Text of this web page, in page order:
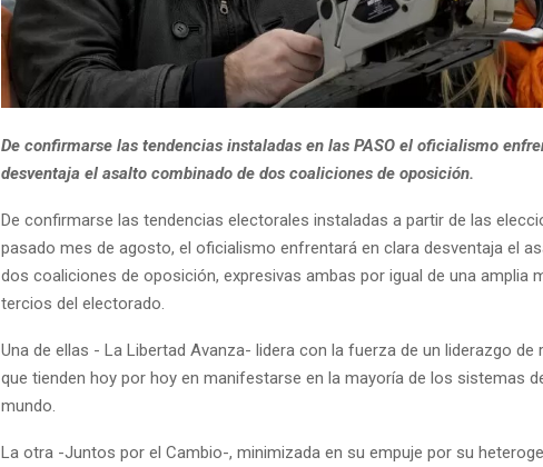
De confirmarse las tendencias instaladas en las PASO el oficialismo
desventaja el asalto combinado de dos coaliciones de oposición.
De confirmarse las tendencias electorales instaladas a partir de las
pasado mes de agosto, el oficialismo enfrentará en clara desventaja el
dos coaliciones de oposición, expresivas ambas por igual de una amplia
tercios del electorado.
Una de ellas - La Libertad Avanza- lidera con la fuerza de un liderazgo de
que tienden hoy por hoy en manifestarse en la mayoría de los sistemas
mundo.
La otra -Juntos por el Cambio-, minimizada en su empuje por su